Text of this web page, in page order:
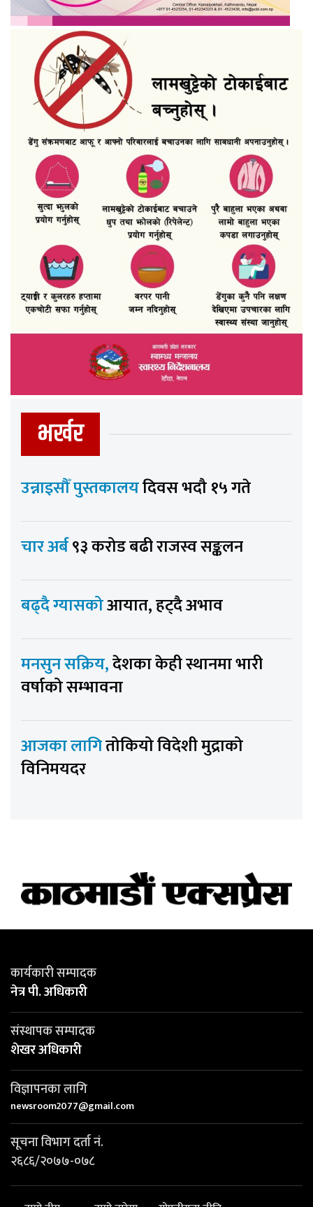
भर्खर
उन्नाइसौँ पुस्तकालयदिवस भदौ १५ गते
चार अर्ब९३ करोड बढी राजस्व सङ्कलन
बढ्दै ग्यासकोआयात, हट्दै अभाव
मनसुन सक्रिय,देशका केही स्थानमा भारी
वर्षाको सम्भावना
आजका लागितोकियो विदेशी मुद्राको
विनिमयदर
कार्यकारी सम्पादक
नेत्र पी. अधिकारी
संस्थापक सम्पादक
शेखर अधिकारी
विज्ञापनका लागि
newsroom2077@gmail.com
सूचना विभाग दर्ता नं.
२६८६/२०७७-०७८